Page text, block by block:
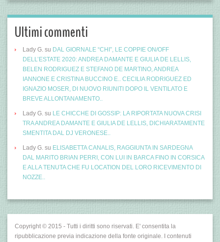
Ultimi commenti
Lady G. su DAL GIORNALE “CHI”, LE COPPIE ON/OFF
DELL’ESTATE 2020: ANDREA DAMANTE E GIULIA DE LELLIS,
BELEN RODRIGUEZ E STEFANO DE MARTINO, ANDREA
IANNONE E CRISTINA BUCCINO E.. CECILIA RODRIGUEZ ED
IGNAZIO MOSER, DI NUOVO RIUNITI DOPO IL VENTILATO E
BREVE ALLONTANAMENTO..
Lady G. su LE CHICCHE DI GOSSIP: LA RIPORTATA NUOVA CRISI
TRA ANDREA DAMANTE E GIULIA DE LELLIS, DICHIARATAMENTE
SMENTITA DAL DJ VERONESE..
Lady G. su ELISABETTA CANALIS, RAGGIUNTA IN SARDEGNA
DAL MARITO BRIAN PERRI, CON LUI IN BARCA FINO IN CORSICA
E ALLA TENUTA CHE FU LOCATION DEL LORO RICEVIMENTO DI
NOZZE..
Copyright © 2015 - Tutti i diritti sono riservati. E' consentita la
ripubblicazione previa indicazione della fonte originale. I contenuti